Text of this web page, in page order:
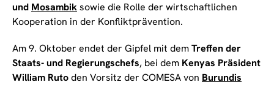
und Mosambiksowie die Rolle der wirtschaftlichen
Kooperation in der Konfliktprävention.
Am 9. Oktober endet der Gipfel mit demTreffen der
Staats- und Regierungschefs, bei dem Kenyas Präsident
William Rutoden Vorsitz der COMESA von Burundis